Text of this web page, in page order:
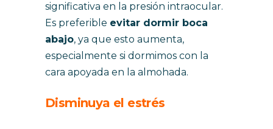
significativa en la presión intraocular.
Es preferible evitar dormir boca
abajo, ya que esto aumenta,
especialmente si dormimos con la
cara apoyada en la almohada.
Disminuya el estrés